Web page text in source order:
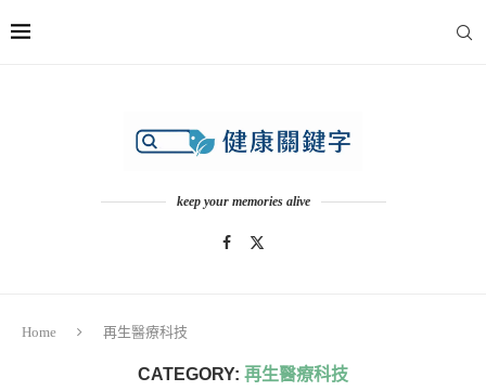
keep your memories alive
Home 再生醫療科技
CATEGORY: 再生醫療科技